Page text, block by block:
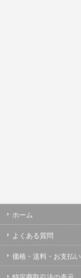
ホーム
よくある質問
価格・送料・お支払い